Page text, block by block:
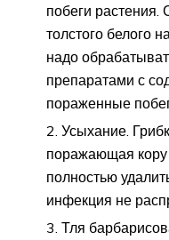
побеги
толстого белого
надо
препаратами с
пораженные
Усыхание.
поражающая
полностью
инфекция не
Тля